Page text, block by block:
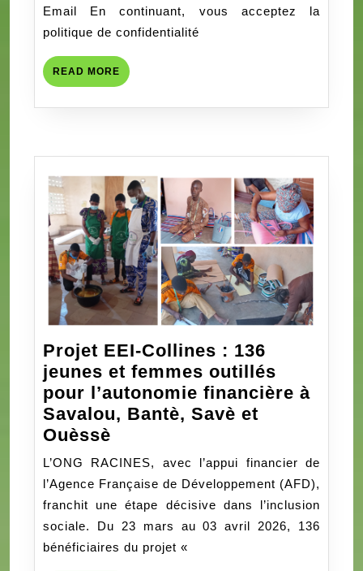
Email En continuant, vous acceptez la
politique de confidentialité
READ MORE READ
MORE
Projet EEI-Collines : 136
jeunes et femmes outillés
pour l’autonomie financière à
Savalou, Bantè, Savè et
Ouèssè
EEI-
Collines
:
136
jeunes
L’ONG RACINES, avec l’appui financier de
l’Agence Française de Développement (AFD),
franchit une étape décisive dans l’inclusion
sociale. Du 23 mars au 03 avril 2026, 136
bénéficiaires du projet «